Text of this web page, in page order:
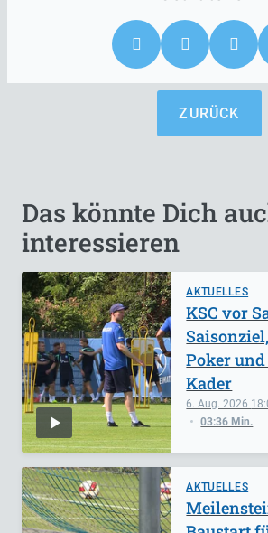
ZURÜCK
Das könnte Dich
interessieren
AKTUELLES
6. Aug. 2026
03:36 Min.
KSC vor
Poker
Kader
AKTUELLES